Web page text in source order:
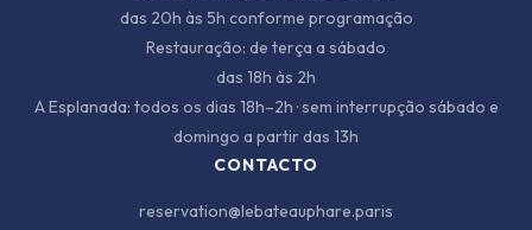
das 20h às 5h conforme programação
Restauração: de terça a sábado
das 18h às 2h
A Esplanada: todos os dias 18h–2h · sem interrupção sábado e
domingo a partir das 13h
CONTACTO
reservation@lebateauphare.paris